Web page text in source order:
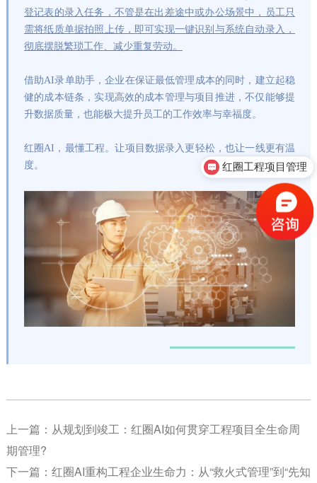
登记表的录入任务，不管是在出差途中或办公场景中，员工只
需将纸质单据拍照上传，即可实现一键识别与系统自动录入，
彻底摆脱繁琐工作、减少重复劳动。
借助AI录单助手，企业在保证最低管理成本的同时，建立起稳
健的成本链条，实现高效的成本管理与项目推进，不仅能够提
升数据质量，也能极大提升员工的工作效率与幸福度。
红圈AI，最懂工程。让项目数据录入更轻松，也让一线更有温
度。
上一篇： 从规划到竣工：红圈AI如何贯穿工程项目全生命周
期管理?
下一篇： 红圈AI重构工程企业生命力：从“救火式管理”到“先知
红圈工程项目管理